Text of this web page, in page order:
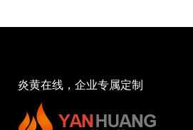
炎黄在线，企业专属定制